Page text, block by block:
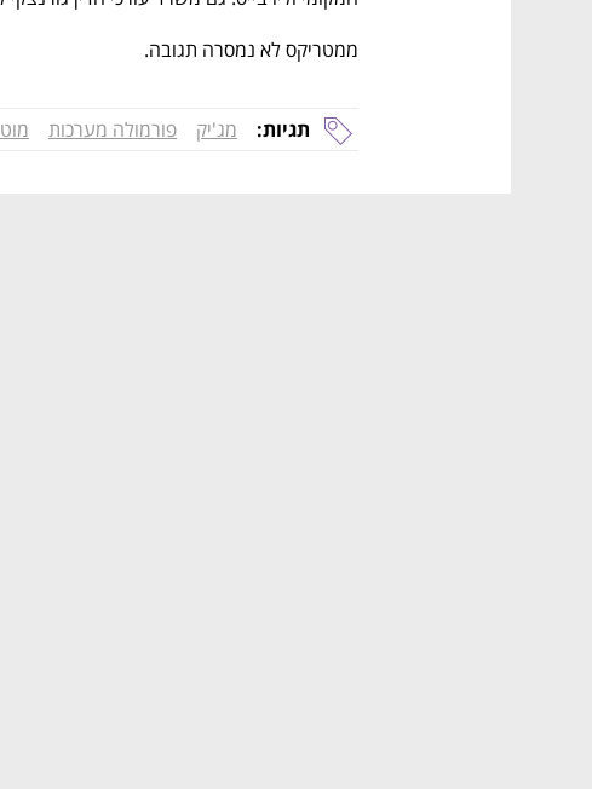
ממטריקס לא נמסרה תגובה.
תגיות: מג'יק פורמולה מערכות